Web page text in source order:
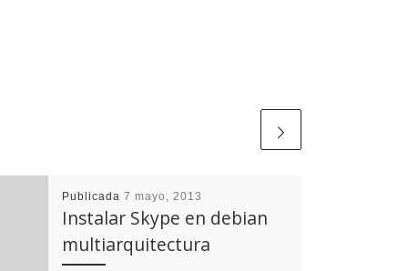
Publicada 7 mayo, 2013
Instalar Skype en debian
multiarquitectura